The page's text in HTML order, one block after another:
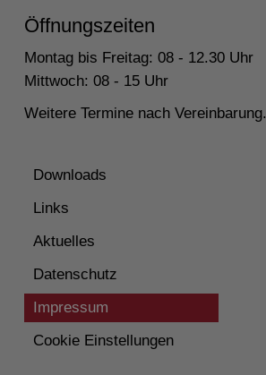
Öffnungszeiten
Montag bis Freitag: 08 - 12.30 Uhr
Mittwoch: 08 - 15 Uhr
Weitere Termine nach Vereinbarung.
Downloads
Links
Aktuelles
Datenschutz
Impressum
Cookie Einstellungen